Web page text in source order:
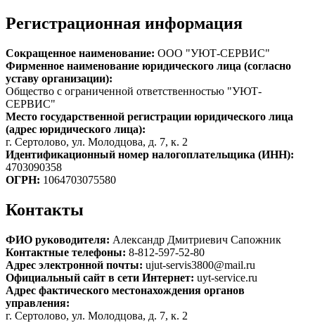
Регистрационная информация
Сокращенное наименование: ООО "УЮТ-СЕРВИС"
Фирменное наименование юридического лица (согласно
уставу организации):
Общество с ограниченной ответственностью "УЮТ-
СЕРВИС"
Место государственной регистрации юридического лица
(адрес юридического лица):
г. Сертолово, ул. Молодцова, д. 7, к. 2
Идентификационный номер налогоплательщика (ИНН):
4703090358
ОГРН: 1064703075580
Контакты
ФИО руководителя: Александр Дмитриевич Сапожник
Контактные телефоны: 8-812-597-52-80
Адрес электронной почты: ujut-servis3800@mail.ru
Официальный сайт в сети Интернет: uyt-service.ru
Адрес фактического местонахождения органов
управления:
г. Сертолово, ул. Молодцова, д. 7, к. 2